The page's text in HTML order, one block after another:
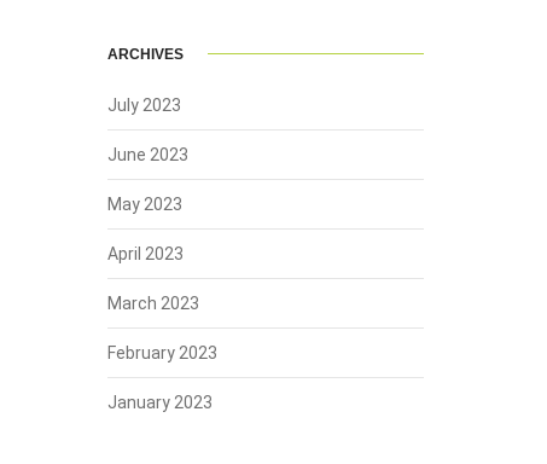
ARCHIVES
July 2023
June 2023
May 2023
April 2023
March 2023
February 2023
January 2023